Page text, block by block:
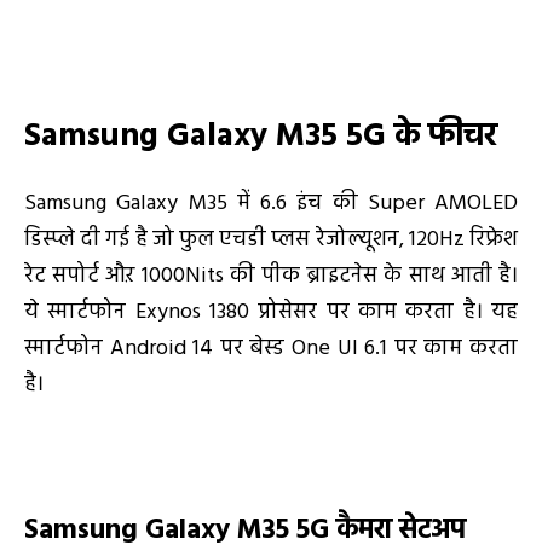
Samsung Galaxy M35 5Gके फीचर
Samsung Galaxy M35 में 6.6 इंच की Super AMOLED
डिस्प्ले दी गई है जो फुल एचडी प्लस रेजोल्यूशन, 120Hz रिफ्रेश
रेट सपोर्ट औऱ 1000Nits की पीक ब्राइटनेस के साथ आती है।
ये स्मार्टफोन Exynos 1380 प्रोसेसर पर काम करता है। यह
स्मार्टफोन Android 14 पर बेस्ड One UI 6.1 पर काम करता
है।
Samsung Galaxy M35 5Gकैमरा सेटअप